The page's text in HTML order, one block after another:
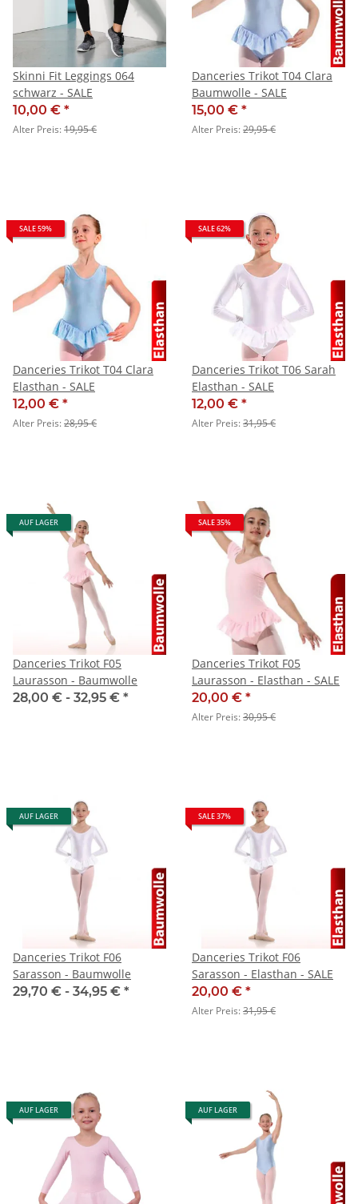
Skinni Fit Leggings 064
schwarz - SALE
10,00 € *
Alter Preis:19,95 €
Danceries Trikot T04 Clara
Baumwolle - SALE
15,00 € *
Alter Preis:29,95 €
SALE 59%
Danceries Trikot T04 Clara
Elasthan - SALE
12,00 € *
Alter Preis:28,95 €
SALE 62%
Danceries Trikot T06 Sarah
Elasthan - SALE
12,00 € *
Alter Preis:31,95 €
AUF LAGER
Danceries Trikot F05
Laurasson - Baumwolle
28,00 € - 32,95 € *
SALE 35%
Danceries Trikot F05
Laurasson - Elasthan - SALE
20,00 € *
Alter Preis:30,95 €
AUF LAGER
Danceries Trikot F06
Sarasson - Baumwolle
29,70 € - 34,95 € *
SALE 37%
Danceries Trikot F06
Sarasson - Elasthan - SALE
20,00 € *
Alter Preis:31,95 €
AUF LAGER AUF LAGER